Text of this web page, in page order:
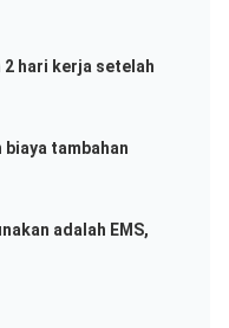
2 hari kerja setelah
tambahan
adalah EMS,